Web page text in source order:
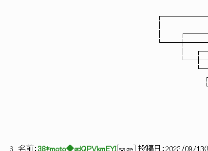
│
│
6 名前： 38*moto◆gdQPVkmEYI sage ] 投稿日： 2023/09/